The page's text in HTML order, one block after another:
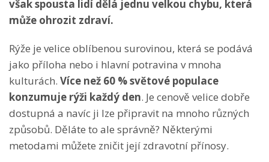
však spousta lidí dělá jednu velkou chybu, která
může ohrozit zdraví.
Rýže je velice oblíbenou surovinou, která se podává
jako příloha nebo i hlavní potravina v mnoha
kulturách. Více než 60 % světové populace
konzumuje rýži každý den. Je cenově velice dobře
dostupná a navíc ji lze připravit na mnoho různých
způsobů. Děláte to ale správně? Některými
metodami můžete zničit její zdravotní přínosy.